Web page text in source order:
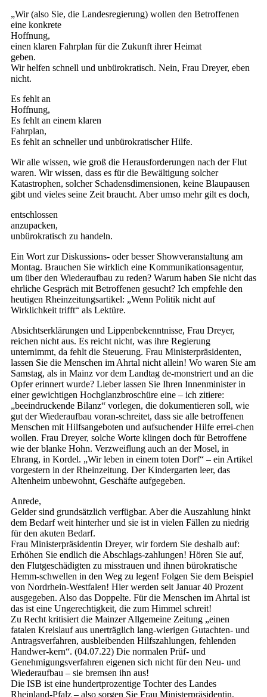
„Wir (also Sie, die Landesregierung) wollen den Betroffenen
eine konkrete
einen klaren Fahrplan für die Zukunft ihrer Heimat
Wir helfen schnell und unbürokratisch. Nein, Frau Dreyer, eben
nicht.
Es fehlt an
Es fehlt an einem klaren
Es fehlt an schneller und unbürokratischer Hilfe.
Wir alle wissen, wie groß die Herausforderungen nach der Flut
waren. Wir wissen, dass es für die Bewältigung solcher
Katastrophen, solcher Schadensdimensionen, keine Blaupausen
gibt und vieles seine Zeit braucht. Aber umso mehr gilt es doch,
entschlossen
unbürokratisch zu handeln.
Ein Wort zur Diskussions- oder besser Showveranstaltung am
Montag. Brauchen Sie wirklich eine Kommunikationsagentur,
um über den Wiederaufbau zu reden? Warum haben Sie nicht das
ehrliche Gespräch mit Betroffenen gesucht? Ich empfehle den
heutigen Rheinzeitungsartikel: „Wenn Politik nicht auf
Wirklichkeit trifft“ als Lektüre.
Absichtserklärungen und Lippenbekenntnisse, Frau Dreyer,
reichen nicht aus. Es reicht nicht, was ihre Regierung
unternimmt, da fehlt die Steuerung. Frau Ministerpräsidenten,
lassen Sie die Menschen im Ahrtal nicht allein! Wo waren Sie am
Samstag, als in Mainz vor dem Landtag de-monstriert und an die
Opfer erinnert wurde? Lieber lassen Sie Ihren Innenminister in
einer gewichtigen Hochglanzbroschüre eine – ich zitiere:
„beeindruckende Bilanz“ vorlegen, die dokumentieren soll, wie
gut der Wiederaufbau voran-schreitet, dass sie alle betroffenen
Menschen mit Hilfsangeboten und aufsuchender Hilfe errei-chen
wollen. Frau Dreyer, solche Worte klingen doch für Betroffene
wie der blanke Hohn. Verzweiflung auch an der Mosel, in
Ehrang, in Kordel. „Wir leben in einem toten Dorf“ – ein Artikel
vorgestern in der Rheinzeitung. Der Kindergarten leer, das
Altenheim unbewohnt, Geschäfte aufgegeben.
Anrede,
Gelder sind grundsätzlich verfügbar. Aber die Auszahlung hinkt
dem Bedarf weit hinterher und sie ist in vielen Fällen zu niedrig
für den akuten Bedarf.
Frau Ministerpräsidentin Dreyer, wir fordern Sie deshalb auf:
Erhöhen Sie endlich die Abschlags-zahlungen! Hören Sie auf,
den Flutgeschädigten zu misstrauen und ihnen bürokratische
Hemm-schwellen in den Weg zu legen! Folgen Sie dem Beispiel
von Nordrhein-Westfalen! Hier werden seit Januar 40 Prozent
ausgegeben. Also das Doppelte. Für die Menschen im Ahrtal ist
das ist eine Ungerechtigkeit, die zum Himmel schreit!
Zu Recht kritisiert die Mainzer Allgemeine Zeitung „einen
fatalen Kreislauf aus unerträglich lang-wierigen Gutachten- und
Antragsverfahren, ausbleibenden Hilfszahlungen, fehlenden
Handwer-kern“. (04.07.22) Die normalen Prüf- und
Genehmigungsverfahren eigenen sich nicht für den Neu- und
Wiederaufbau – sie bremsen ihn aus!
Die ISB ist eine hundertprozentige Tochter des Landes
Rheinland-Pfalz – also sorgen Sie Frau Ministerpräsidentin,